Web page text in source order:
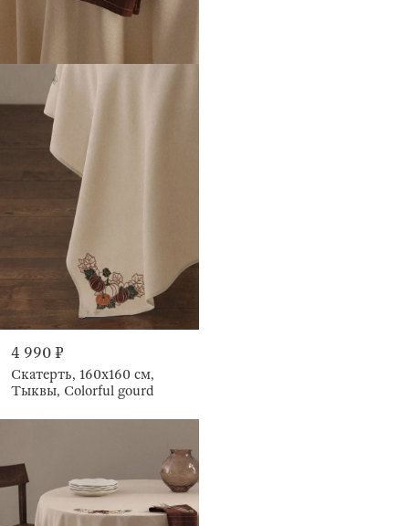
4 990 ₽
Скатерть, 160х160 см,
Тыквы, Colorful gourd